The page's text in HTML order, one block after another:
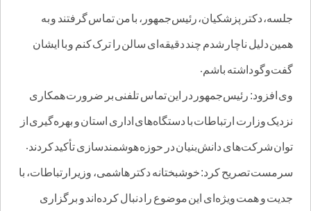
جلسه، دکتر پزشکیان، رئیس‌جمهور، با من تماس گرفتند و به
همین دلیل ناچار شدم چند دقیقه‌ای سالن را ترک کنم و با ایشان
گفت‌وگو داشته باشم.
وی افزود: رئیس‌جمهور در این تماس تلفنی بر ضرورت همکاری
نزدیک وزارت ارتباطات با دستگاه‌های اداری استان و بهره‌گیری از
توان شرکت‌های دانش‌بنیان در حوزه هوشمندسازی تأکید کردند.
سرمست تصریح کرد: خوشبختانه دکتر هاشمی، وزیر ارتباطات، با
جدیت و همت ویژه‌ای این موضوع را دنبال کرده‌اند و برگزاری